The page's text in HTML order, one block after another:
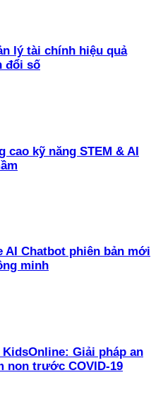
lý tài chính hiệu quả
đổi số
kỹ năng STEM & AI
Chatbot phiên bản mới
minh
Giải pháp an
non trước COVID-19